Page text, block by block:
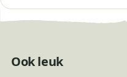
Ook leuk